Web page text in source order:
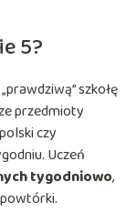
5?
szkołę
przedmioty
czy
Uczeń
tygodniowo,